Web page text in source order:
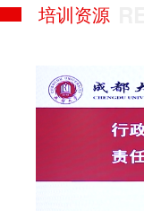
培训资源